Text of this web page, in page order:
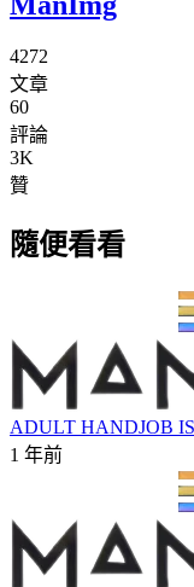
4272
文章
60
評論
3K
贊
隨便看看
ADULT HANDJOB
1 年前